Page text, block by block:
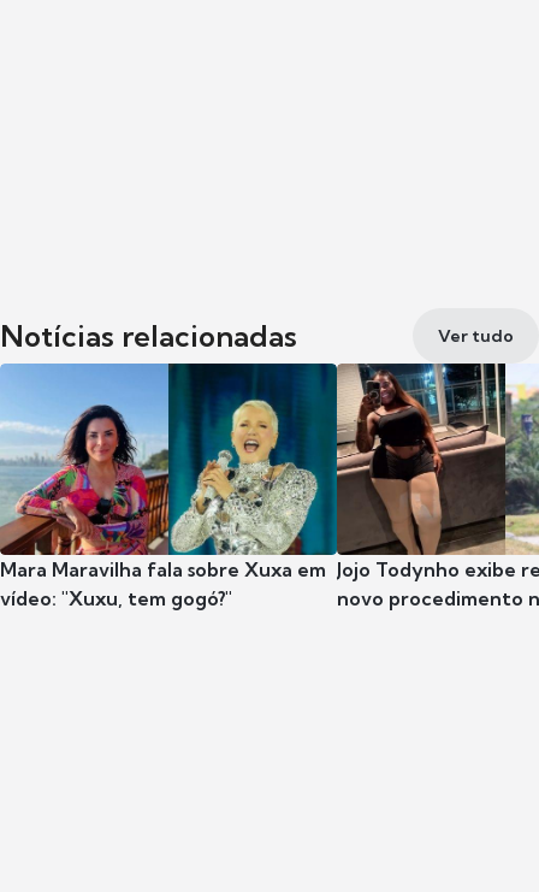
Notícias relacionadas Ver tudo
Mara Maravilha fala sobre Xuxa em
vídeo: "Xuxu, tem gogó?"
Jojo Todynho exibe
novo procedimento